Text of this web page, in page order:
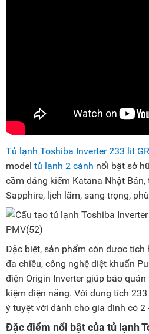
Tủ lạnh Toshiba Inverter 233 lít
model tủ lạnh 2 cánh nổi bật sở
cầm dáng kiếm Katana Nhật
Sapphire, lịch lãm, sang trọng,
Đặc biệt, sản phẩm còn được tích
đa chiều, công nghệ diệt khuẩn
điện Origin Inverter giúp bảo
kiệm điện năng. Với dung tích
ý tuyệt vời dành cho gia đình có 2
Đặc điểm nổi bật của tủ lạnh